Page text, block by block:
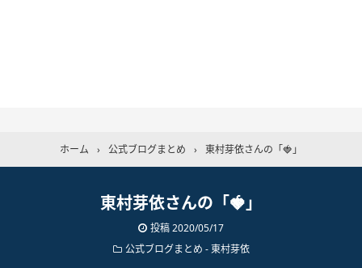
ホーム › 公式ブログまとめ › 東村芽依さんの「🍓」
東村芽依さんの「🍓」
投稿2020/05/17
公式ブログまとめ -東村芽依